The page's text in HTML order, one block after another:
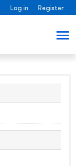
Log in Register